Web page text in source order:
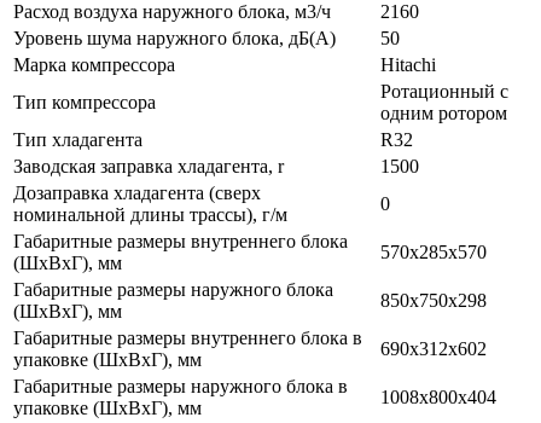
Расход воздуха наружного блока, м3/ч
2160
Уровень шума наружного блока, дБ(А)
50
Марка компрессора
Hitachi
Тип компрессора
Ротационный с
одним ротором
Тип хладагента
R32
Заводская заправка хладагента, r
1500
Дозаправка хладагента (сверх
номинальной длины трассы), г/м
0
Габаритные размеры внутреннего блока
(ШxВxГ), мм
570x285x570
Габаритные размеры наружного блока
(ШxВxГ), мм
850x750x298
Габаритные размеры внутреннего блока в
упаковке (ШxВxГ), мм
690x312x602
Габаритные размеры наружного блока в
упаковке (ШxВxГ), мм
1008x800x404